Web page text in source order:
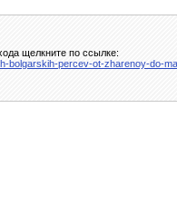
щелкните по ссылке:
bolgarskih-percev-ot-zharenoy-do-